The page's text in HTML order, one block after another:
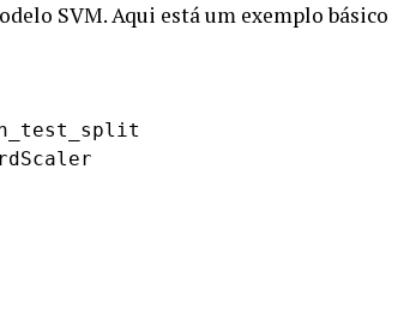
SVM. Aqui está um exemplo básico